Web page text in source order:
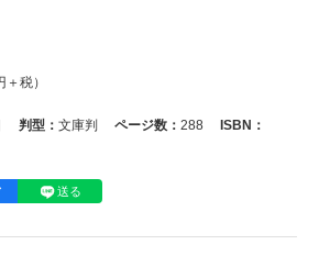
＋税）
判型： 文庫判 ページ数： 288
ISBN：
送る